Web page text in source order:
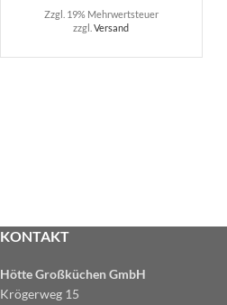
Zzgl. 19% Mehrwertsteuer
zzgl.Versand
KONTAKT
Hötte Großküchen GmbH
Krögerweg 15